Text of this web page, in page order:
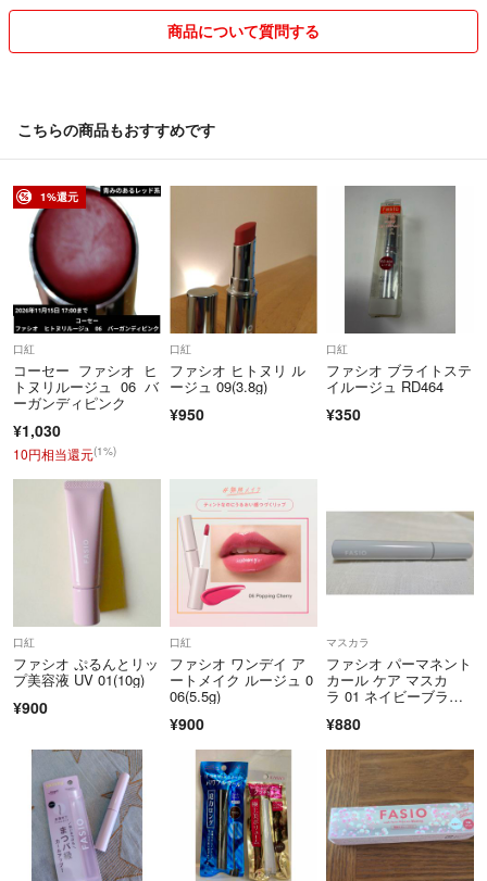
どうぞよろしくお願い致します。
商品について質問する
こちらの商品もおすすめです
1%還元
口紅
コーセー ファシオ ヒ
トヌリルージュ 06 バ
ーガンディピンク
¥1,030
10円相当還元(1%)
口紅
ファシオ ヒトヌリ ル
ージュ 09(3.8g)
¥950
口紅
ファシオ ブライトステ
イルージュ RD464
¥350
口紅
ファシオ ぷるんとリッ
プ美容液 UV 01(10g)
¥900
口紅
ファシオ ワンデイ ア
ートメイク ルージュ 0
06(5.5g)
¥900
マスカラ
ファシオ パーマネント
カール ケア マスカ
ラ 01 ネイビーブラッ
¥880